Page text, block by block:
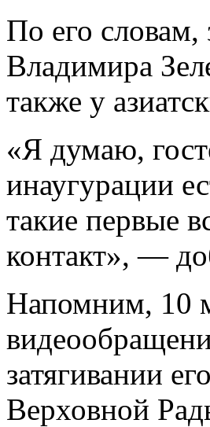
По его словам,
Владимира
также у
«Я думаю,
инаугурации
такие первые
контакт», —
Напомним, 10
затягивании
Верховной